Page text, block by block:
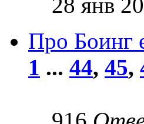
Про Боинг
1 ... 44, 45,